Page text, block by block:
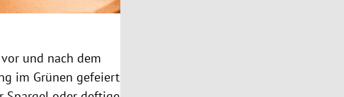
und nach dem
im Grünen gefeiert